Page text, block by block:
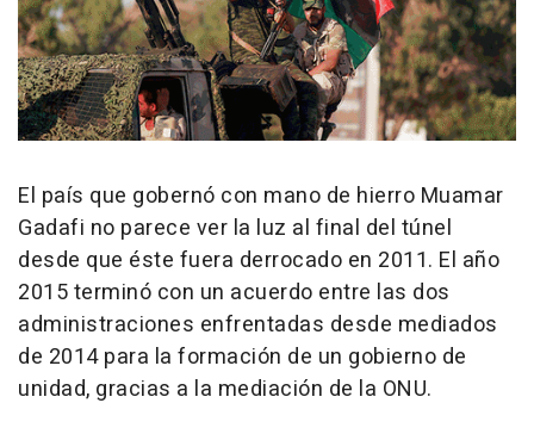
El país que gobernó con mano de hierro Muamar
Gadafi no parece ver la luz al final del túnel
desde que éste fuera derrocado en 2011. El año
2015 terminó con un acuerdo entre las dos
administraciones enfrentadas desde mediados
de 2014 para la formación de un gobierno de
unidad, gracias a la mediación de la ONU.